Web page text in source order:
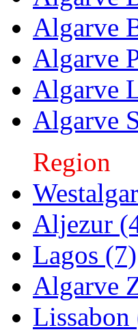
Algarve
Algarve
Algarve
Algarve
Region
Aljezur
Lagos (7)
Algarve
Lissabon